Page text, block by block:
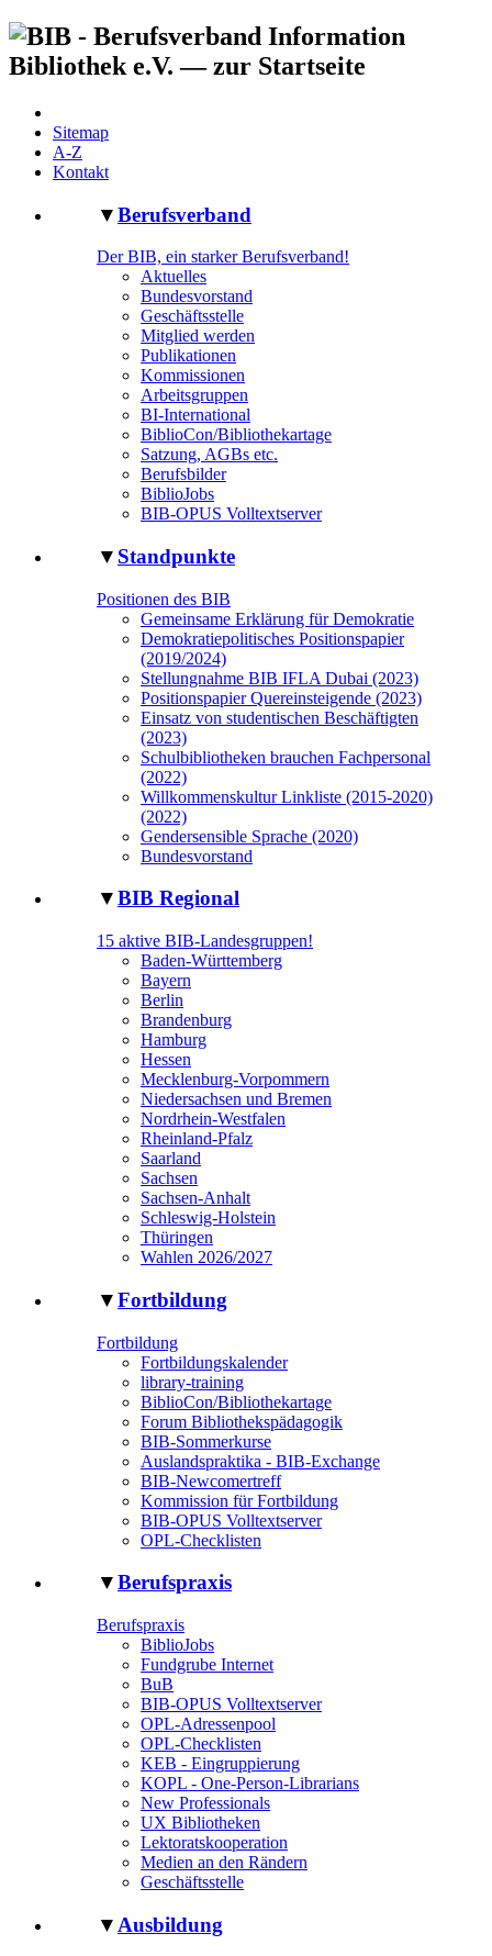
Sitemap
A-Z
Kontakt
▼Berufsverband
Der BIB, ein starker Berufsverband!
Aktuelles
Bundesvorstand
Geschäftsstelle
Mitglied werden
Publikationen
Kommissionen
Arbeitsgruppen
BI-International
BiblioCon/Bibliothekartage
Satzung, AGBs etc.
Berufsbilder
BiblioJobs
BIB-OPUS Volltextserver
▼ Standpunkte
Positionen des BIB
Gemeinsame Erklärung für Demokratie
Demokratiepolitisches Positionspapier
(2019/2024)
Stellungnahme BIB IFLA Dubai (2023)
Positionspapier Quereinsteigende (2023)
Einsatz von studentischen Beschäftigten
(2023)
Schulbibliotheken brauchen Fachpersonal
(2022)
Willkommenskultur Linkliste (2015-2020)
(2022)
Gendersensible Sprache (2020)
Bundesvorstand
▼BIB Regional
15 aktive BIB-Landesgruppen!
Baden-Württemberg
Bayern
Berlin
Brandenburg
Hamburg
Hessen
Mecklenburg-Vorpommern
Niedersachsen und Bremen
Nordrhein-Westfalen
Rheinland-Pfalz
Saarland
Sachsen
Sachsen-Anhalt
Schleswig-Holstein
Thüringen
Wahlen 2026/2027
▼Fortbildung
Fortbildung
Fortbildungskalender
library-training
BiblioCon/Bibliothekartage
Forum Bibliothekspädagogik
BIB-Sommerkurse
Auslandspraktika - BIB-Exchange
BIB-Newcomertreff
Kommission für Fortbildung
BIB-OPUS Volltextserver
OPL-Checklisten
▼Berufspraxis
Berufspraxis
BiblioJobs
Fundgrube Internet
BuB
BIB-OPUS Volltextserver
OPL-Adressenpool
OPL-Checklisten
KEB - Eingruppierung
KOPL - One-Person-Librarians
New Professionals
UX Bibliotheken
Lektoratskooperation
Medien an den Rändern
Geschäftsstelle
▼ Ausbildung